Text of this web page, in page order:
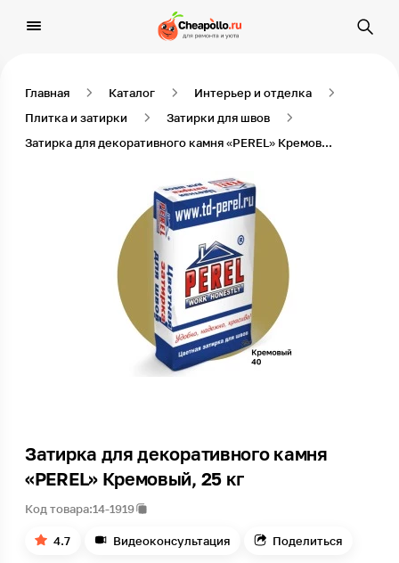
Главная Каталог
Интерьер и отделка
Плитка и затирки
Затирки для швов
Затирка для декоративного камня «PEREL» Кремовый, 25 кг
Затирка для декоративного камня
«PEREL» Кремовый, 25 кг
Код товара:14-1919
4.7 Видеоконсультация Поделиться